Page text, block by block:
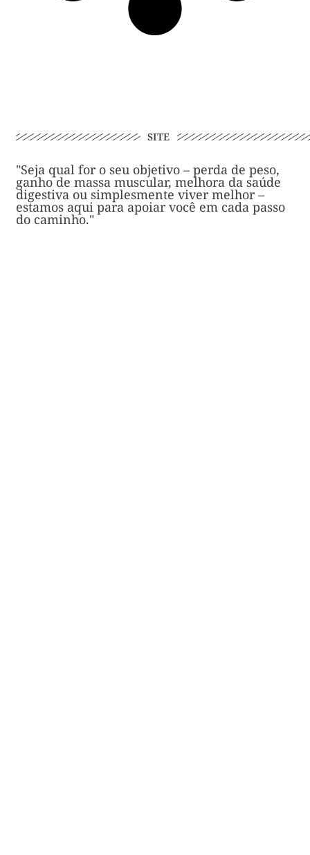
SITE
"Seja qual for o seu objetivo – perda de peso,
ganho de massa muscular, melhora da saúde
digestiva ou simplesmente viver melhor –
estamos aqui para apoiar você em cada passo
do caminho."